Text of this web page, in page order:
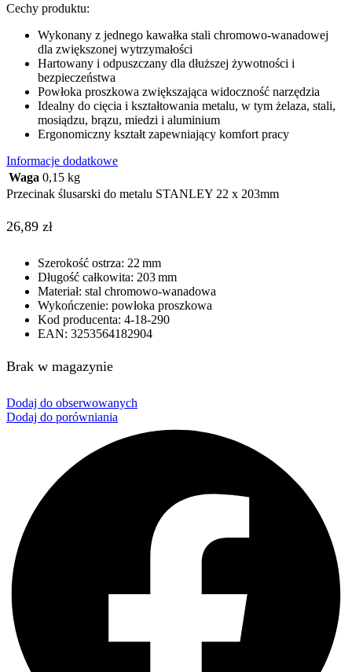
Cechy produktu:
Wykonany z jednego kawałka stali chromowo-wanadowej
dla zwiększonej wytrzymałości
Hartowany i odpuszczany dla dłuższej żywotności i
bezpieczeństwa
Powłoka proszkowa zwiększająca widoczność narzędzia
Idealny do cięcia i kształtowania metalu, w tym żelaza, stali,
mosiądzu, brązu, miedzi i aluminium
Ergonomiczny kształt zapewniający komfort pracy
Informacje dodatkowe
Waga 0,15 kg
Przecinak ślusarski do metalu STANLEY 22 x 203mm
26,89 zł
Szerokość ostrza: 22 mm
Długość całkowita: 203 mm
Materiał: stal chromowo-wanadowa
Wykończenie: powłoka proszkowa
Kod producenta: 4-18-290
EAN: 3253564182904
Brak w magazynie
Dodaj do obserwowanych
Dodaj do porówniania